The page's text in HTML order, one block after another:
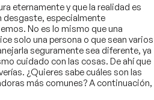
eternamente y que la realidad es
especialmente
No es lo mismo que una
solo una persona o que sean varios
seguramente sea diferente, ya
cuidado con las cosas. De ahí que
¿Quieres sabe cuáles son las
más comunes? A continuación,